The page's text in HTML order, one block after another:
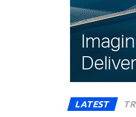
LATEST